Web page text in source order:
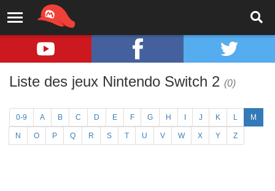
Liste des jeux Nintendo Switch 2 (0)
0-9 A B C D E F G H J K L M
N O P Q R S T U V W X Y Z